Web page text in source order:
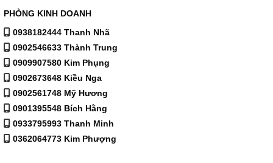
Hiệu quả loại bỏ virus
Trước khi lọc: 1.7.× 10^7 (TCIDso/mL)
Sau khi lọc: 7.2 ×10^2 (TCIDso/mL)
PHÒNG KINH DOANH
0938182444 Thanh Nhã
0902546633 Thành Trung
0909907580 Kim Phụng
0902673648 Kiều Nga
0902561748 Mỹ Hương
0901395548 Bích Hằng
0933795993 Thanh Minh
0362064773 Kim Phượng